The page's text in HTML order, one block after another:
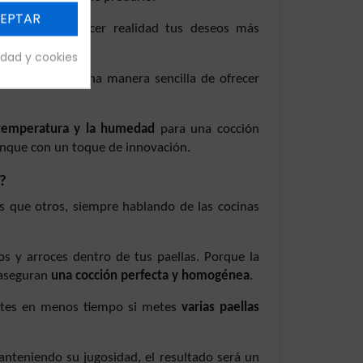
podrás hacer realidad tus deseos más
perfectos. Una manera sencilla de ofrecer
y la humedad
para una cocción
con un toque de innovación.
que otros, siempre hablando de las cocinas
y arroces dentro de tus paellas. Porque la
una cocción perfecta y homogénea.
en menos tiempo si metes varias paellas
su jugosidad, el resultado será un
y cookies